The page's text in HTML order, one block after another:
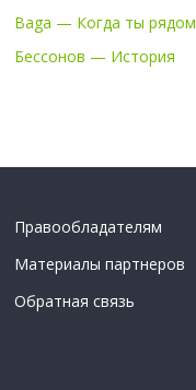
Baga — Когда ты рядом
Бессонов — История
Правообладателям
Материалы партнеров
Обратная связь